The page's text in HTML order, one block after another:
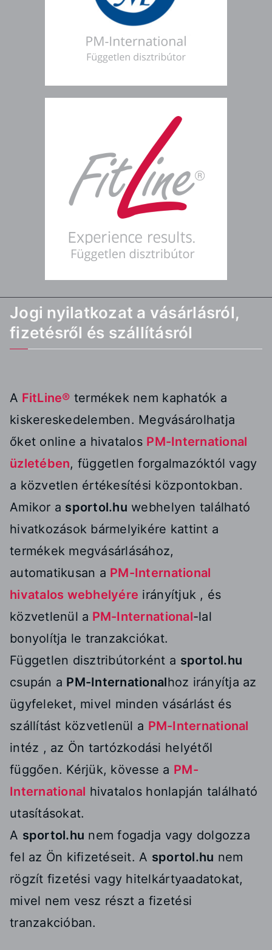
Jogi nyilatkozat a vásárlásról,
fizetésről és szállításról
A FitLine® termékek nem kaphatók a
kiskereskedelemben. Megvásárolhatja
őket online a hivatalos PM-International
üzletében, független forgalmazóktól vagy
a közvetlen értékesítési központokban.
Amikor a sportol.hu webhelyen található
hivatkozások bármelyikére kattint a
termékek megvásárlásához,
automatikusan a PM-International
hivatalos webhelyére irányítjuk , és
közvetlenül a PM-International-lal
bonyolítja le tranzakciókat.
Független disztribútorként a sportol.hu
csupán a PM-Internationalhoz irányítja az
ügyfeleket, mivel minden vásárlást és
szállítást közvetlenül a PM-International
intéz , az Ön tartózkodási helyétől
függően. Kérjük, kövesse a PM-
International hivatalos honlapján található
utasításokat.
A sportol.hu nem fogadja vagy dolgozza
fel az Ön kifizetéseit. A sportol.hu nem
rögzít fizetési vagy hitelkártyaadatokat,
mivel nem vesz részt a fizetési
tranzakcióban.